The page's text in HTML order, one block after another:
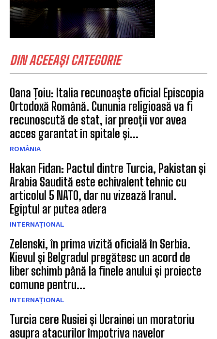
DIN ACEEAȘI CATEGORIE
Oana Țoiu: Italia recunoaște oficial Episcopia
Ortodoxă Română. Cununia religioasă va fi
recunoscută de stat, iar preoții vor avea
acces garantat în spitale și...
ROMÂNIA
Hakan Fidan: Pactul dintre Turcia, Pakistan și
Arabia Saudită este echivalent tehnic cu
articolul 5 NATO, dar nu vizează Iranul.
Egiptul ar putea adera
INTERNAȚIONAL
Zelenski, în prima vizită oficială în Serbia.
Kievul și Belgradul pregătesc un acord de
liber schimb până la finele anului și proiecte
comune pentru...
INTERNAȚIONAL
Turcia cere Rusiei și Ucrainei un moratoriu
asupra atacurilor împotriva navelor